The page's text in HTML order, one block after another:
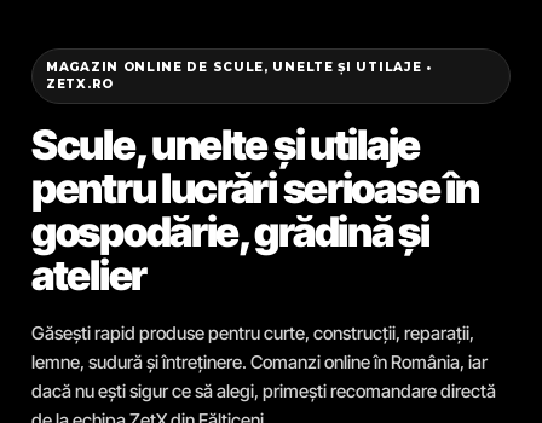
MAGAZIN ONLINE DE SCULE, UNELTE ȘI UTILAJE •
ZETX.RO
Scule, unelte și utilaje
pentru lucrări serioase în
gospodărie, grădină și
atelier
Găsești rapid produse pentru curte, construcții, reparații,
lemne, sudură și întreținere. Comanzi online în România, iar
dacă nu ești sigur ce să alegi, primești recomandare directă